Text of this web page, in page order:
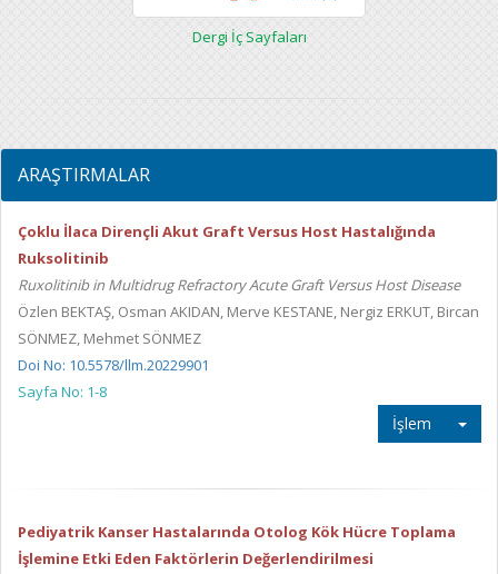
Dergi İç Sayfaları
ARAŞTIRMALAR
Çoklu İlaca Dirençli Akut Graft Versus Host Hastalığında
Ruksolitinib
Ruxolitinib in Multidrug Refractory Acute Graft Versus Host Disease
Özlen BEKTAŞ, Osman AKIDAN, Merve KESTANE, Nergiz ERKUT, Bircan
SÖNMEZ, Mehmet SÖNMEZ
Doi No: 10.5578/llm.20229901
Sayfa No: 1-8
İşlem
Pediyatrik Kanser Hastalarında Otolog Kök Hücre Toplama
İşlemine Etki Eden Faktörlerin Değerlendirilmesi